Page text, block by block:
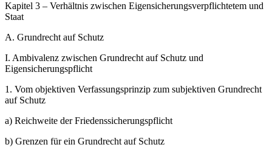
Kapitel 3 – Verhältnis zwischen Eigensicherungsverpflichtetem und
Staat
A. Grundrecht auf Schutz
I. Ambivalenz zwischen Grundrecht auf Schutz und
Eigensicherungspflicht
1. Vom objektiven Verfassungsprinzip zum subjektiven Grundrecht
auf Schutz
a) Reichweite der Friedenssicherungspflicht
b) Grenzen für ein Grundrecht auf Schutz